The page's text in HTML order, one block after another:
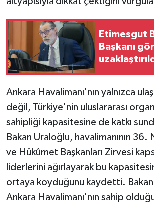
Etimesgut
Başkanı
Ankara Havalimanı'nın yalnızca
değil, Türkiye'nin uluslararası
sahipliği kapasitesine de katkı
Bakan Uraloğlu, havalimanının 36.
ve Hükûmet Başkanları Zirvesi
liderlerini ağırlayarak bu
ortaya koyduğunu kaydetti.
Ankara Havalimanı'nın sahip